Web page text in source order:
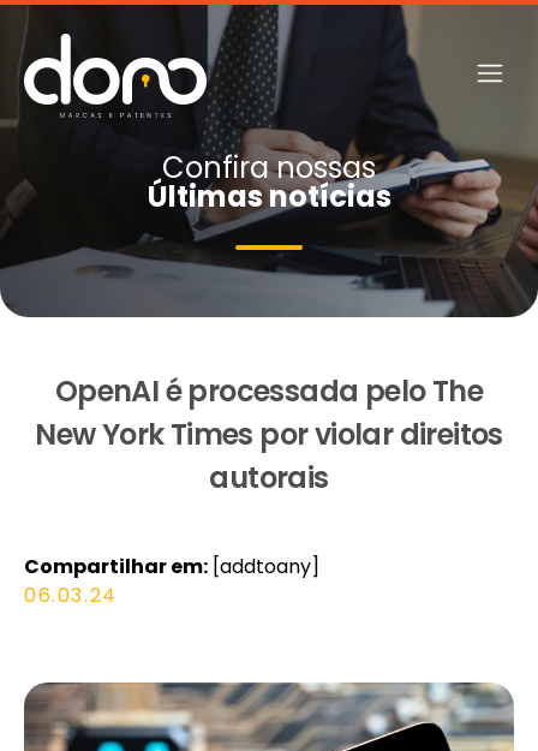
Confira nossas
Últimas notícias
OpenAI é processada pelo The
New York Times por violar direitos
autorais
Compartilhar em: [addtoany]
06.03.24